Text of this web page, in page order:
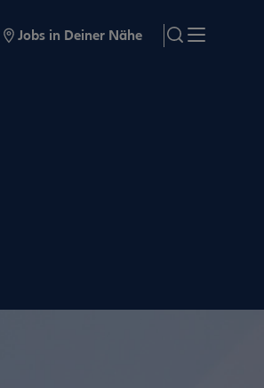
Jobs in Deiner Nähe search